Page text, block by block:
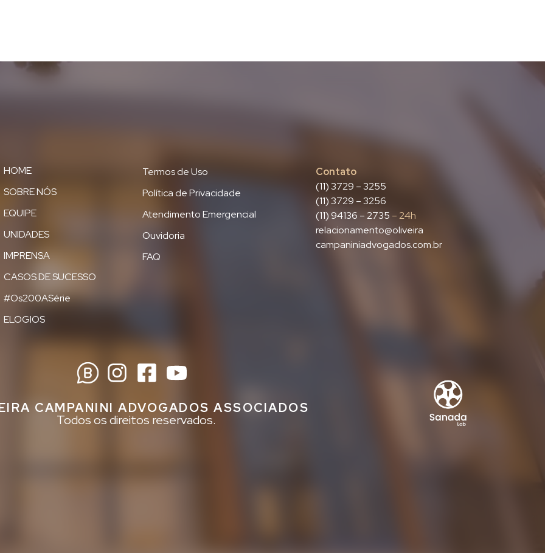
HOME
SOBRE NÓS
EQUIPE
UNIDADES
IMPRENSA
CASOS DE SUCESSO
#Os200ASérie
ELOGIOS
Termos de Uso
Política de Privacidade
Atendimento Emergencial
Ouvidoria
FAQ
Contato
(11) 3729 – 3255
(11) 3729 – 3256
(11) 94136 – 2735 – 24h
relacionamento@oliveira
campaniniadvogados.com.br
CAMPANINI ADVOGADOS ASSOCIADOS
Todos os direitos reservados.